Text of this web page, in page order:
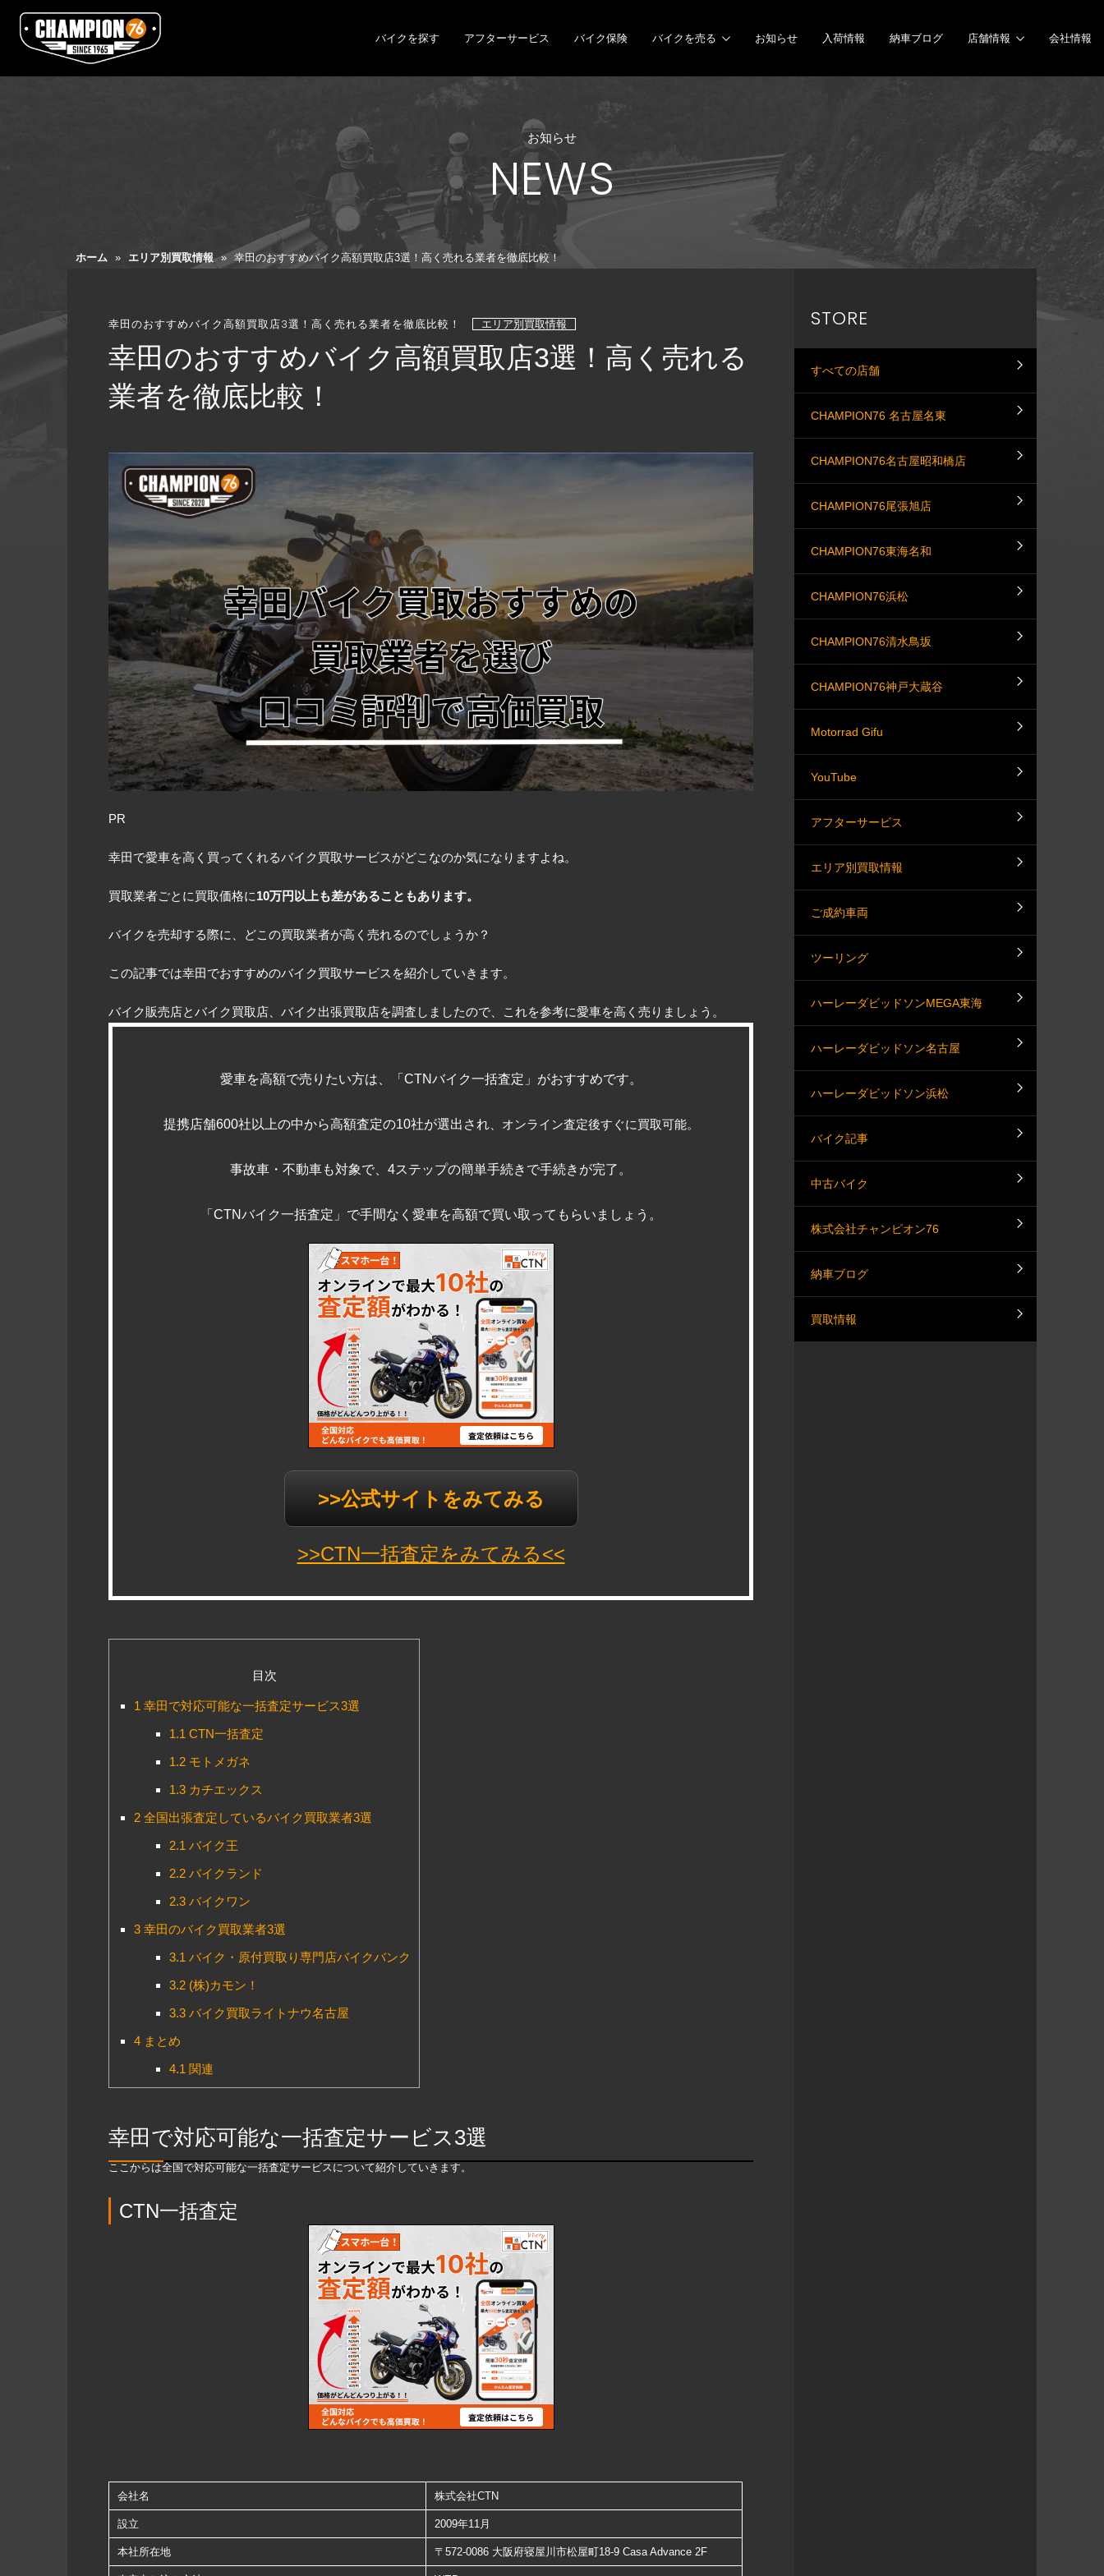
バイクを探す アフターサービス バイク保険 バイクを売る お知らせ 入荷情報 納車ブログ 店舗情報 会社情報
お知らせ
NEWS
ホーム » エリア別買取情報 » 幸田のおすすめバイク高額買取店3選！高く売れる業者を徹底比較！
幸田のおすすめバイク高額買取店3選！高く売れる業者を徹底比較！ エリア別買取情報
幸田のおすすめバイク高額買取店3選！高く売れる
業者を徹底比較！
PR
幸田で愛車を高く買ってくれるバイク買取サービスがどこなのか気になりますよね。
買取業者ごとに買取価格に10万円以上も差があることもあります。
バイクを売却する際に、どこの買取業者が高く売れるのでしょうか？
この記事では幸田でおすすめのバイク買取サービスを紹介していきます。
バイク販売店とバイク買取店、バイク出張買取店を調査しましたので、これを参考に愛車を高く売りましょう。
愛車を高額で売りたい方は、「CTNバイク一括査定」がおすすめです。
提携店舗600社以上の中から高額査定の10社が選出され、オンライン査定後すぐに買取可能。
事故車・不動車も対象で、4ステップの簡単手続きで手続きが完了。
「CTNバイク一括査定」で手間なく愛車を高額で買い取ってもらいましょう。
>>公式サイトをみてみる
>>CTN一括査定をみてみる<<
目次
1 幸田で対応可能な一括査定サービス3選
1.1CTN一括査定
1.2モトメガネ
1.3カチエックス
2 全国出張査定しているバイク買取業者3選
2.1バイク王
2.2バイクランド
2.3バイクワン
3 幸田のバイク買取業者3選
3.1バイク・原付買取り専門店バイクバンク
3.2(株)カモン！
3.3バイク買取ライトナウ名古屋
4 まとめ
4.1関連
幸田で対応可能な一括査定サービス3選
ここからは全国で対応可能な一括査定サービスについて紹介していきます。
CTN一括査定
会社名 株式会社CTN
設立 2009年11月
本社所在地 〒572-0086 大阪府寝屋川市松屋町18-9 Casa Advance 2F
STORE
すべての店舗
CHAMPION76 名古屋名東
CHAMPION76名古屋昭和橋店
CHAMPION76尾張旭店
CHAMPION76東海名和
CHAMPION76浜松
CHAMPION76清水鳥坂
CHAMPION76神戸大蔵谷
Motorrad Gifu
YouTube
アフターサービス
エリア別買取情報
ご成約車両
ツーリング
ハーレーダビッドソンMEGA東海
ハーレーダビッドソン名古屋
ハーレーダビッドソン浜松
バイク記事
中古バイク
株式会社チャンピオン76
納車ブログ
買取情報